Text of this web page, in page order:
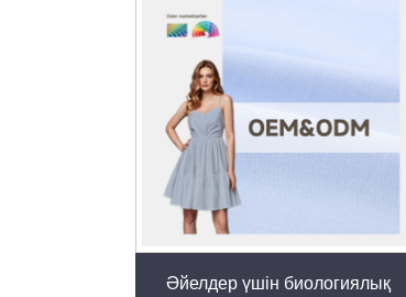
әйелдерге арналған
Әйелдер үшін биологиялық